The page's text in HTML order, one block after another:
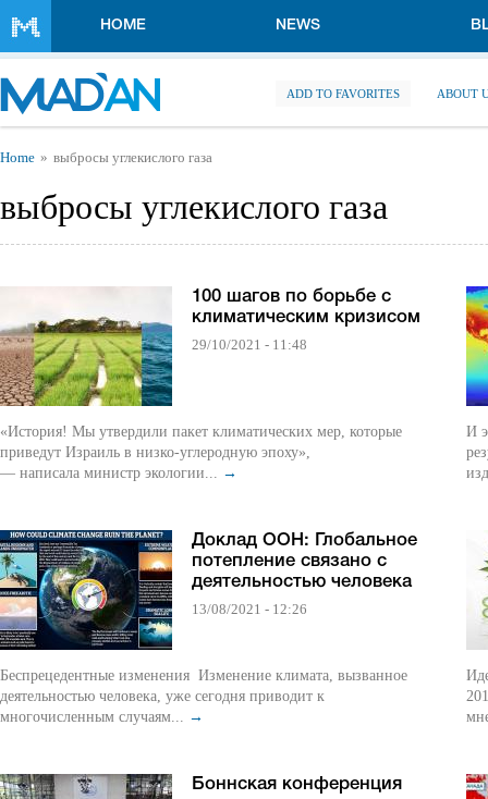
HOME NEWS
ADD TO FAVORITES ABOUT
You are here
Home выбросы углекислого газа
выбросы углекислого газа
100 шагов по борьбе с
климатическим кризисом
29/10/2021 - 11:48
«История! Мы утвердили пакет климатических мер, которые
приведут Израиль в низко-углеродную эпоху»,
— написала министр экологии... →
Доклад ООН: Глобальное
потепление связано с
деятельностью человека
13/08/2021 - 12:26
Беспрецедентные изменения Изменение климата, вызванное
деятельностью человека, уже сегодня приводит к
многочисленным случаям... →
Боннская конференция
И